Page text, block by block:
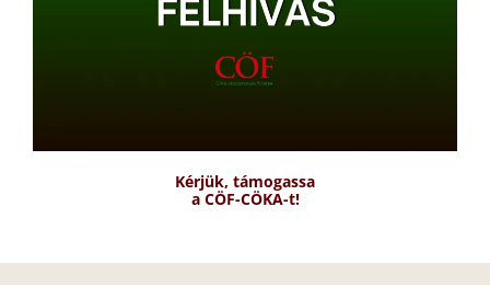
Kérjük, támogassa
a CÖF-CÖKA-t!